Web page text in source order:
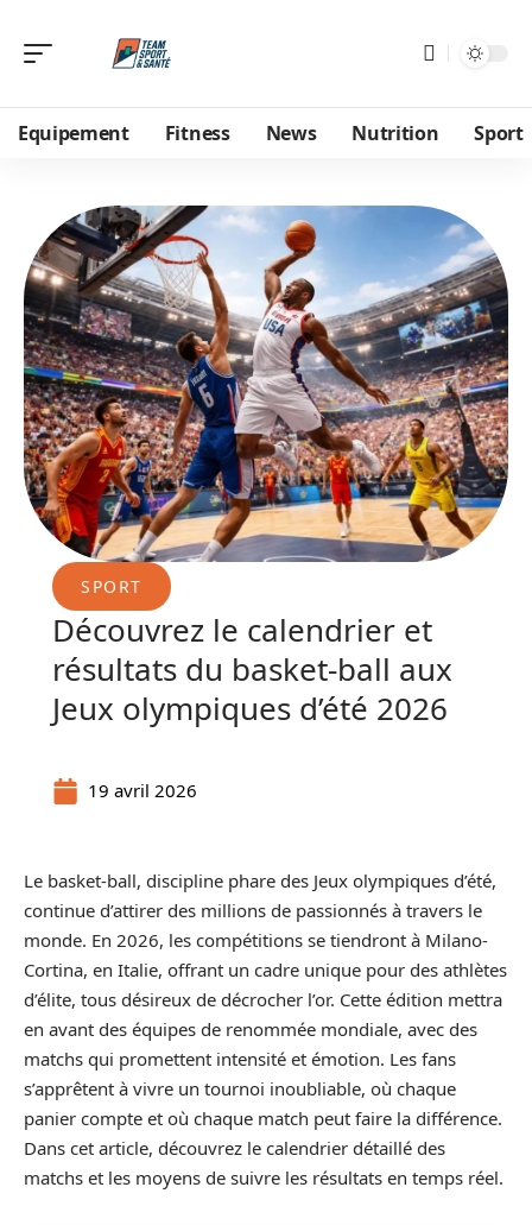
Equipement Fitness News Nutrition Sport
SPORT
Découvrez le calendrier et
résultats du basket-ball aux
Jeux olympiques d’été 2026
19 avril 2026
Le basket-ball, discipline phare des Jeux olympiques d’été,
continue d’attirer des millions de passionnés à travers le
monde. En 2026, les compétitions se tiendront à Milano-
Cortina, en Italie, offrant un cadre unique pour des athlètes
d’élite, tous désireux de décrocher l’or. Cette édition mettra
en avant des équipes de renommée mondiale, avec des
matchs qui promettent intensité et émotion. Les fans
s’apprêtent à vivre un tournoi inoubliable, où chaque
panier compte et où chaque match peut faire la différence.
Dans cet article, découvrez le calendrier détaillé des
matchs et les moyens de suivre les résultats en temps réel.